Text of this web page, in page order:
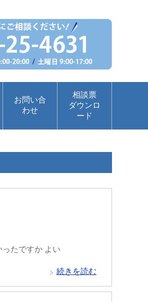
お問い合
わせ
相談票
ダウンロ
ード
たですか よい
続きを読む